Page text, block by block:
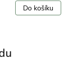
Do košíku